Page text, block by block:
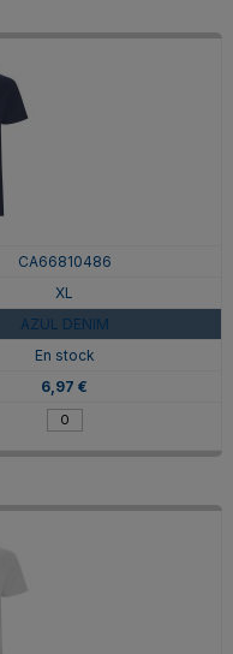
CA66810486
XL
AZUL DENIM
En stock
6,97 €